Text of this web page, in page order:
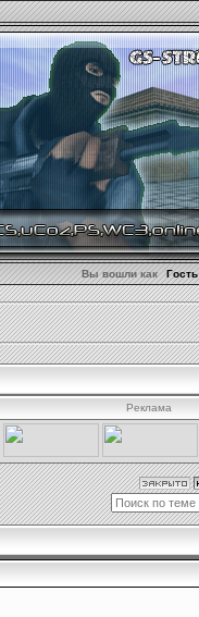
Вы вошли как Гость
Реклама